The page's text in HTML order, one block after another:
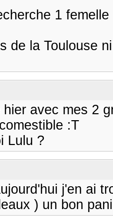
1
de la Toulouse
avec mes 2
:T
Lulu ?
j'en ai
) un bon